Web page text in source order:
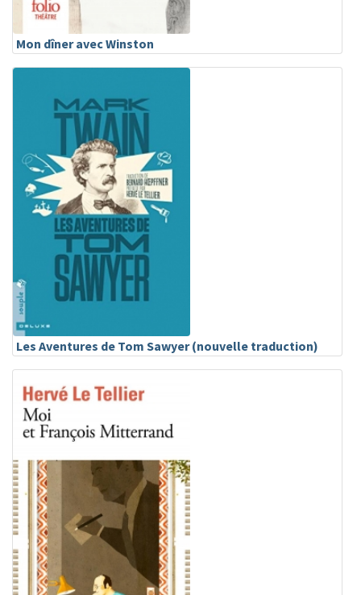
Mon dîner avec Winston
Les Aventures de Tom Sawyer (nouvelle traduction)